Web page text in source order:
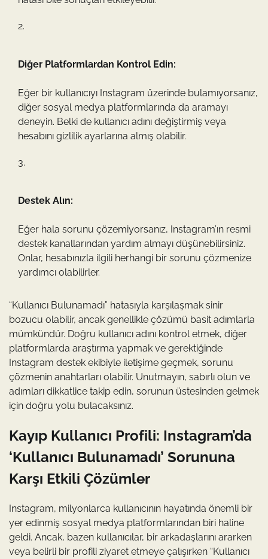
Diğer Platformlardan Kontrol Edin:
Eğer bir kullanıcıyı Instagram üzerinde bulamıyorsanız,
diğer sosyal medya platformlarında da aramayı
deneyin. Belki de kullanıcı adını değiştirmiş veya
hesabını gizlilik ayarlarına almış olabilir.
Destek Alın:
Eğer hala sorunu çözemiyorsanız, Instagram’ın resmi
destek kanallarından yardım almayı düşünebilirsiniz.
Onlar, hesabınızla ilgili herhangi bir sorunu çözmenize
yardımcı olabilirler.
“Kullanıcı Bulunamadı” hatasıyla karşılaşmak sinir
bozucu olabilir, ancak genellikle çözümü basit adımlarla
mümkündür. Doğru kullanıcı adını kontrol etmek, diğer
platformlarda araştırma yapmak ve gerektiğinde
Instagram destek ekibiyle iletişime geçmek, sorunu
çözmenin anahtarları olabilir. Unutmayın, sabırlı olun ve
adımları dikkatlice takip edin, sorunun üstesinden gelmek
için doğru yolu bulacaksınız.
Kayıp Kullanıcı Profili: Instagram’da
‘Kullanıcı Bulunamadı’ Sorununa
Karşı Etkili Çözümler
Instagram, milyonlarca kullanıcının hayatında önemli bir
yer edinmiş sosyal medya platformlarından biri haline
geldi. Ancak, bazen kullanıcılar, bir arkadaşlarını ararken
veya belirli bir profili ziyaret etmeye çalışırken “Kullanıcı